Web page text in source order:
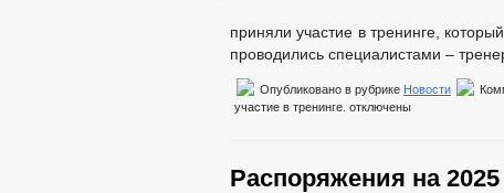
приняли участие в тренинге,
проводились специалистами –
Опубликовано в рубрике Новости
участие в тренинге. отключены
Распоряжения на 2025